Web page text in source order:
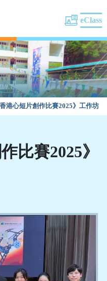
eClass
香港心短片創作比賽2025》工作坊
比賽2025》